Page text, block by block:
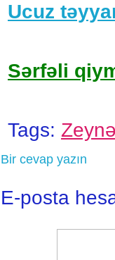
Ucuz
Sərfəli
Tags:
Bir cevap yazın
E-posta